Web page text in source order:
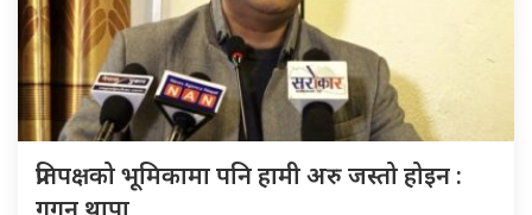
प्रतिपक्षको भूमिकामा पनि हामी अरु जस्तो होइन :
गगन थापा